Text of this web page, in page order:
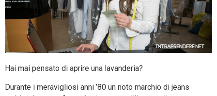
Hai mai pensato di aprire una lavanderia?
Durante i meravigliosi anni ’80 un noto marchio di jeans